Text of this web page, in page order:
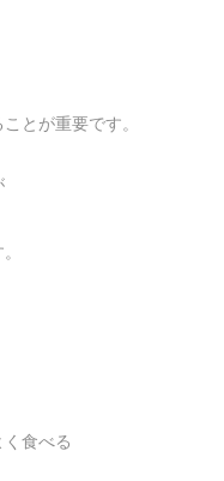
とが重要です。
く食べる